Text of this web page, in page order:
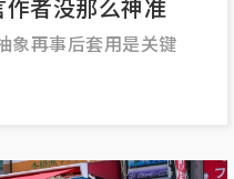
者没那么神准
象再事后套用是关键